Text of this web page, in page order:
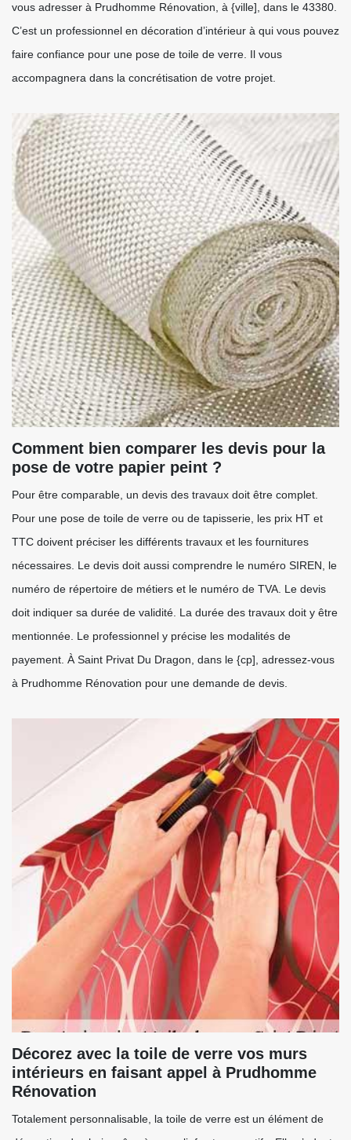
vous adresser à Prudhomme Rénovation, à {ville], dans le 43380.
C’est un professionnel en décoration d’intérieur à qui vous pouvez
faire confiance pour une pose de toile de verre. Il vous
accompagnera dans la concrétisation de votre projet.
Comment bien comparer les devis pour la
pose de votre papier peint ?
Pour être comparable, un devis des travaux doit être complet.
Pour une pose de toile de verre ou de tapisserie, les prix HT et
TTC doivent préciser les différents travaux et les fournitures
nécessaires. Le devis doit aussi comprendre le numéro SIREN, le
numéro de répertoire de métiers et le numéro de TVA. Le devis
doit indiquer sa durée de validité. La durée des travaux doit y être
mentionnée. Le professionnel y précise les modalités de
payement. À Saint Privat Du Dragon, dans le {cp], adressez-vous
à Prudhomme Rénovation pour une demande de devis.
Décorez avec la toile de verre vos murs
intérieurs en faisant appel à Prudhomme
Rénovation
Totalement personnalisable, la toile de verre est un élément de